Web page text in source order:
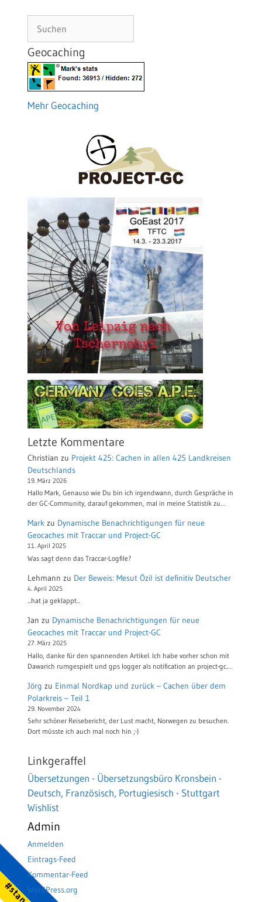
Geocaching
Mehr Geocaching
Letzte Kommentare
Christian zu Projekt 425: Cachen in allen 425 Landkreisen
Deutschlands
19. März 2026
Hallo Mark, Genauso wie Du bin ich irgendwann, durch Gespräche in
der GC-Community, darauf gekommen, mal in meine Statistik zu…
Mark zu Dynamische Benachrichtigungen für neue
Geocaches mit Traccar und Project-GC
11. April 2025
Was sagt denn das Traccar-Logfile?
Lehmann zu Der Beweis: Mesut Özil ist definitiv Deutscher
4. April 2025
...hat ja geklappt...
Jan zu Dynamische Benachrichtigungen für neue
Geocaches mit Traccar und Project-GC
27. März 2025
Hallo, danke für den spannenden Artikel. Ich habe vorher schon mit
Dawarich rumgespielt und gps logger als notification an project-gc.…
Jörg zu Einmal Nordkap und zurück – Cachen über dem
Polarkreis – Teil 1
29. November 2024
Sehr schöner Reisebericht, der Lust macht, Norwegen zu besuchen.
Dort müsste ich auch mal noch hin ;-)
Linkgeraffel
Übersetzungen - Übersetzungsbüro Kronsbein -
Deutsch, Französisch, Portugiesisch - Stuttgart
Wishlist
Admin
Anmelden
Eintrags-Feed
Kommentar-Feed
WordPress.org